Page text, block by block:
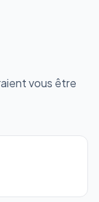
vous être